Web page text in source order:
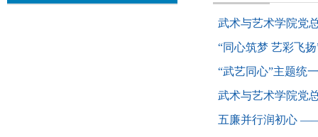
武术与艺术学院党
“同心筑梦 艺彩飞
“武艺同心”主题统
武术与艺术学院党
五廉并行润初心